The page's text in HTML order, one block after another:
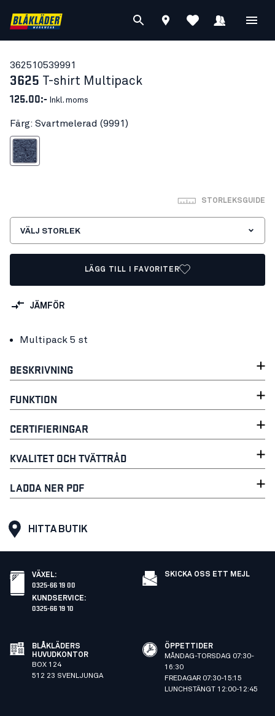
362510539991
3625 T-shirt Multipack
125.00:- Inkl. moms
Färg: Svartmelerad (9991)
STORLEKSGUIDE
VÄLJ STORLEK
LÄGG TILL I FAVORITER
JÄMFÖR
Multipack 5 st
BESKRIVNING
FUNKTION
CERTIFIERINGAR
KVALITET OCH TVÄTTRÅD
LADDA NER PDF
HITTA BUTIK
VÄXEL:
0325-66 19 00
KUNDSERVICE:
0325-66 19 10
SKICKA OSS ETT MEJL
BLÅKLÄDERS
HUVUDKONTOR
BOX 124
512 23 SVENLJUNGA
ÖPPETTIDER
MÅNDAG-TORSDAG 07:30-
16:30
FREDAGAR 07:30-15:15
LUNCHSTÄNGT 12:00-12:45